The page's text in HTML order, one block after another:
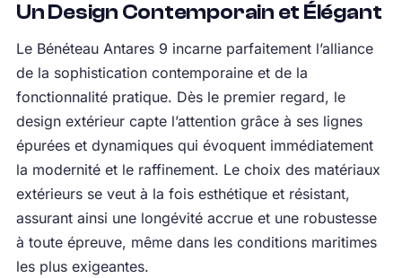
Un Design Contemporain et Élégant
Le Bénéteau Antares 9 incarne parfaitement l’alliance
de la sophistication contemporaine et de la
fonctionnalité pratique. Dès le premier regard, le
design extérieur capte l’attention grâce à ses lignes
épurées et dynamiques qui évoquent immédiatement
la modernité et le raffinement. Le choix des matériaux
extérieurs se veut à la fois esthétique et résistant,
assurant ainsi une longévité accrue et une robustesse
à toute épreuve, même dans les conditions maritimes
les plus exigeantes.